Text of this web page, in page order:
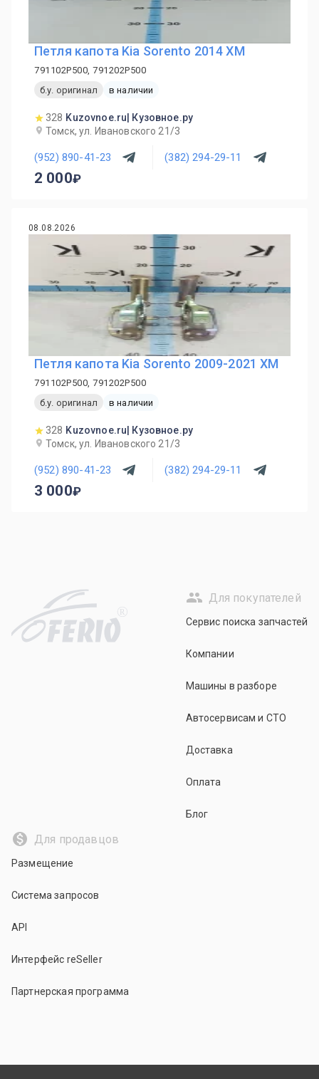
Петля капота Kia Sorento 2014 XM
791102P500, 791202P500
б.у. оригинал
в наличии
328 Kuzovnoe.ru| Кузовное.ру
Томск, ул. Ивановского 21/3
(952) 890-41-23 (382) 294-29-11
2 000
08.08.2026
Петля капота Kia Sorento 2009-2021 XM
791102P500, 791202P500
б.у. оригинал
в наличии
328 Kuzovnoe.ru| Кузовное.ру
Томск, ул. Ивановского 21/3
(952) 890-41-23 (382) 294-29-11
3 000
R
Для покупателей
Сервис поиска запчастей
Компании
Машины в разборе
Автосервисам и СТО
Доставка
Оплата
Блог
Для продавцов
Размещение
Система запросов
API
Интерфейс reSeller
Партнерская программа